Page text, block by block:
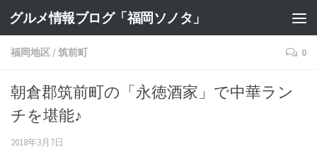
グルメ情報ブログ「福岡ソノタ」
福岡地区 /筑前町 0
朝倉郡筑前町の「永徳酒家」で中華ラン
チを堪能♪
2018年3月7日